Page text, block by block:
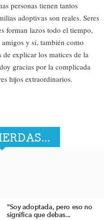
personas tienen tantos
adoptivas son reales. Seres
forman lazos todo el tiempo,
y sí, también como
explicar los matices de la
gracias por la complicada
hijos extraordinarios.
"Soy adoptada, pero eso no
significa que debas...